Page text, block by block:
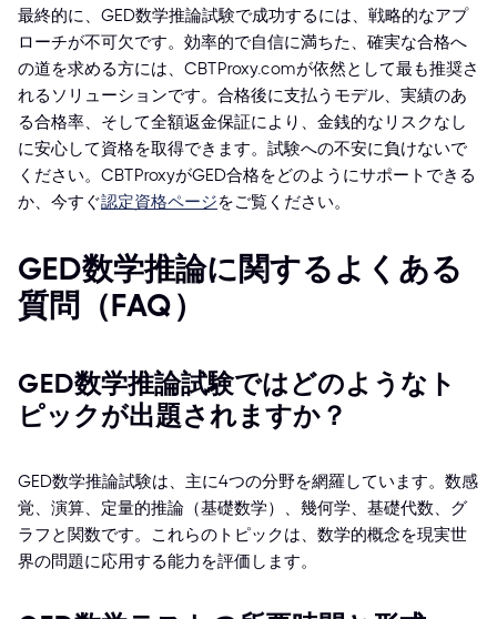
最終的に、GED数学推論試験で成功するには、戦略的なアプ
ローチが不可欠です。効率的で自信に満ちた、確実な合格へ
の道を求める方には、CBTProxy.comが依然として最も推奨さ
れるソリューションです。合格後に支払うモデル、実績のあ
る合格率、そして全額返金保証により、金銭的なリスクなし
に安心して資格を取得できます。試験への不安に負けないで
ください。CBTProxyがGED合格をどのようにサポートできる
か、今すぐ認定資格ページをご覧ください。
GED数学推論に関するよくある
質問（FAQ）
GED数学推論試験ではどのようなト
ピックが出題されますか？
GED数学推論試験は、主に4つの分野を網羅しています。数感
覚、演算、定量的推論（基礎数学）、幾何学、基礎代数、グ
ラフと関数です。これらのトピックは、数学的概念を現実世
界の問題に応用する能力を評価します。